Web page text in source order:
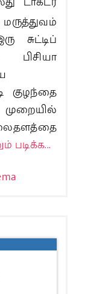
சுட்டிப்
குழந்தை
படிக்க...